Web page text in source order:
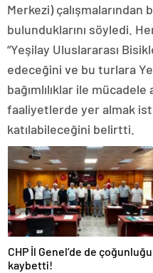
Merkezi)
bulunduklarını söyledi.
“Yeşilay Uluslararası
edeceğini ve bu turlara
bağımlılıklar ile mücadele
faaliyetlerde yer almak
katılabileceğini belirtti.
CHP İl Genel’de de çoğunluğu
kaybetti!